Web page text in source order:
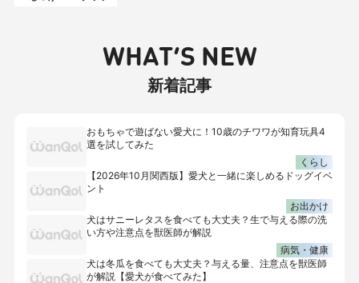
WHAT’S NEW
新着記事
おもちゃで遊ばない愛犬に！10歳のチワワが知育玩具4
選を試してみた
くらし
【2026年10月関西版】愛犬と一緒に楽しめるドッグイベ
ント
お出かけ
犬はサニーレタスを食べても大丈夫？生で与える際の洗
い方や注意点を獣医師が解説
病気・健康
犬は冬瓜を食べても大丈夫？与える量、注意点を獣医師
が解説【愛犬が食べてみた】